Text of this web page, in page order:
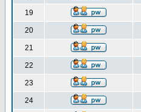
19
20
21
22
23
24